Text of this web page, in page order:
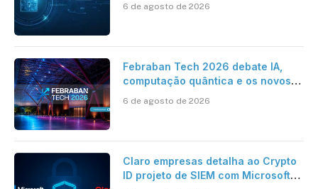
6 de agosto de 2026
Febraban Tech 2026 debate IA,
computação quântica e os novos
6 de agosto de 2026
Claro empresas detalha ao Crypto
ID projeto de SIEM com Microsoft